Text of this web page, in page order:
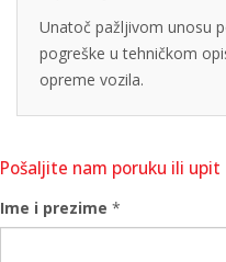
Unatoč pažljivom unosu
pogreške u tehničkom
opreme vozila.
Pošaljite nam poruku ili upit
Ime i prezime *